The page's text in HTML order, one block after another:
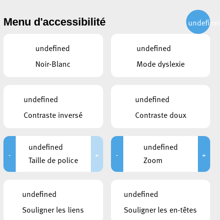
ACTUALITÉS PUBLICATIONS CONTACT
Service Ecologique
1, Grand-Rue
L-4132Esch-sur-Alzette
Menu d'accessibilité
undefined
Noir-Blanc
undefined
Mode dyslexie
undefined
Contraste inversé
undefined
Contraste doux
-
undefined
Taille de police
+ -
undefined
Zoom
+
undefined
Souligner les liens
undefined
Souligner les en-têtes